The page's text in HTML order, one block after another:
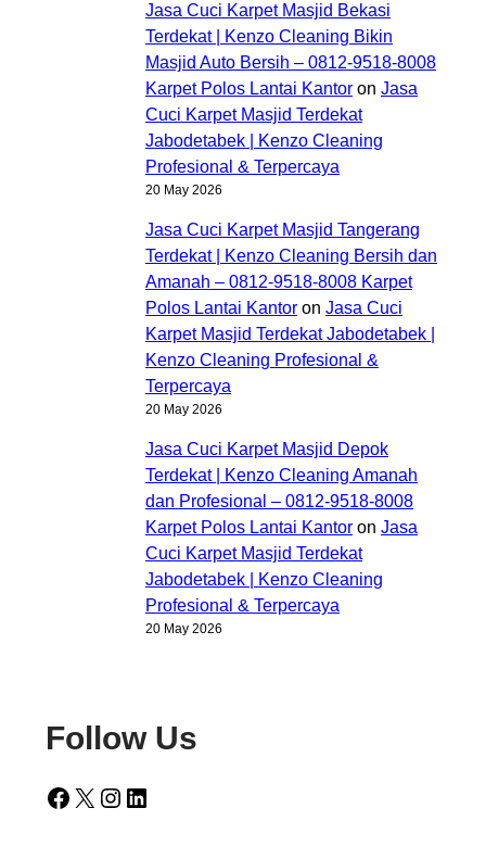
Jasa Cuci Karpet Masjid Bekasi
Terdekat | Kenzo Cleaning Bikin
Masjid Auto Bersih – 0812-9518-8008
Karpet Polos Lantai Kantor on Jasa
Cuci Karpet Masjid Terdekat
Jabodetabek | Kenzo Cleaning
Profesional & Terpercaya
20 May 2026
Jasa Cuci Karpet Masjid Tangerang
Terdekat | Kenzo Cleaning Bersih dan
Amanah – 0812-9518-8008 Karpet
Polos Lantai Kantor on Jasa Cuci
Karpet Masjid Terdekat Jabodetabek |
Kenzo Cleaning Profesional &
Terpercaya
20 May 2026
Jasa Cuci Karpet Masjid Depok
Terdekat | Kenzo Cleaning Amanah
dan Profesional – 0812-9518-8008
Karpet Polos Lantai Kantor on Jasa
Cuci Karpet Masjid Terdekat
Jabodetabek | Kenzo Cleaning
Profesional & Terpercaya
20 May 2026
Follow Us
Facebook X Instagram LinkedIn